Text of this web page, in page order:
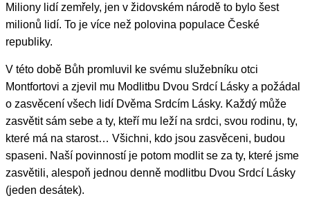
Miliony lidí zemřely, jen v židovském národě to bylo šest
milionů lidí. To je více než polovina populace České
republiky.
V této době Bůh promluvil ke svému služebníku otci
Montfortovi a zjevil mu Modlitbu Dvou Srdcí Lásky a požádal
o zasvěcení všech lidí Dvěma Srdcím Lásky. Každý může
zasvětit sám sebe a ty, kteří mu leží na srdci, svou rodinu, ty,
které má na starost… Všichni, kdo jsou zasvěceni, budou
spaseni. Naší povinností je potom modlit se za ty, které jsme
zasvětili, alespoň jednou denně modlitbu Dvou Srdcí Lásky
(jeden desátek).